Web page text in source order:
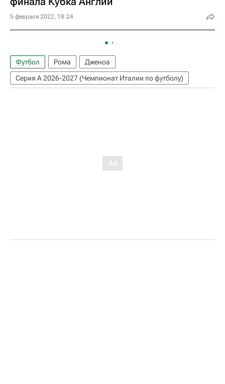
5 февраля 2022, 18:24
Футбол Рома
Дженоа
Серия А 2026-2027 (Чемпионат Италии по футболу)